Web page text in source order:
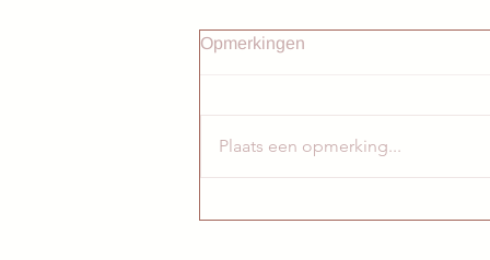
⤁ 𝙸𝙺 𝙽𝙾𝙳𝙸𝙶 𝙹𝙴 𝚄𝙸𝚃!
Opmerkingen
Plaats een opmerking...